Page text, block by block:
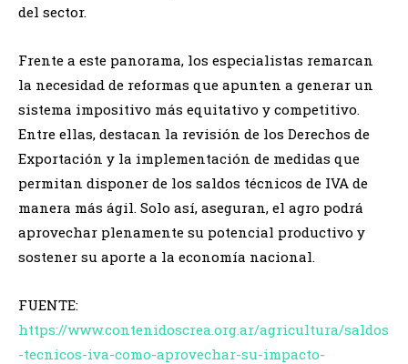
del sector.
Frente a este panorama, los especialistas remarcan
la necesidad de reformas que apunten a generar un
sistema impositivo más equitativo y competitivo.
Entre ellas, destacan la revisión de los Derechos de
Exportación y la implementación de medidas que
permitan disponer de los saldos técnicos de IVA de
manera más ágil. Solo así, aseguran, el agro podrá
aprovechar plenamente su potencial productivo y
sostener su aporte a la economía nacional.
FUENTE:
https://www.contenidoscrea.org.ar/agricultura/saldos
-tecnicos-iva-como-aprovechar-su-impacto-